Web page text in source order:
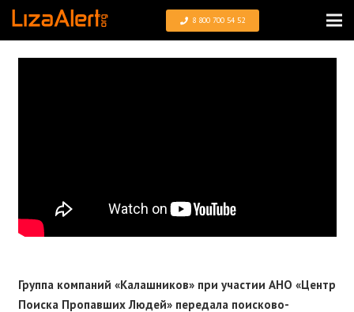
8 800 700 54 52
Группа компаний «Калашников» при участии АНО «Центр
Поиска Пропавших Людей» передала поисково-